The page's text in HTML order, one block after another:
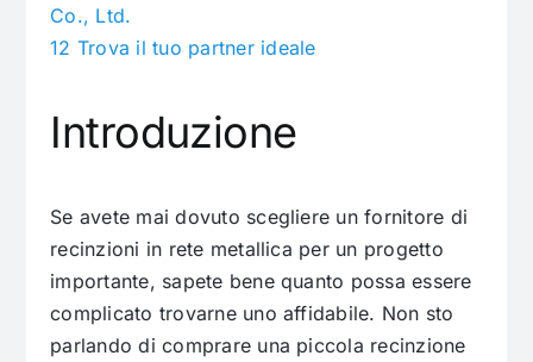
Co., Ltd.
12 Trova il tuo partner ideale
Introduzione
Se avete mai dovuto scegliere un fornitore di
recinzioni in rete metallica per un progetto
importante, sapete bene quanto possa essere
complicato trovarne uno affidabile. Non sto
parlando di comprare una piccola recinzione